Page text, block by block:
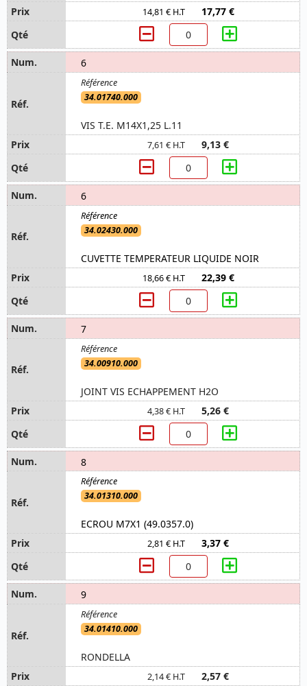
14,81 € H.T 17,77 €
6
34.01740.000
VIS T.E. M14X1,25 L.11
7,61 € H.T 9,13 €
6
34.02430.000
CUVETTE TEMPERATEUR LIQUIDE NOIR
18,66 € H.T 22,39 €
7
34.00910.000
JOINT VIS ECHAPPEMENT H2O
4,38 € H.T 5,26 €
8
34.01310.000
ECROU M7X1 (49.0357.0)
2,81 € H.T 3,37 €
9
34.01410.000
RONDELLA
2,14 € H.T 2,57 €